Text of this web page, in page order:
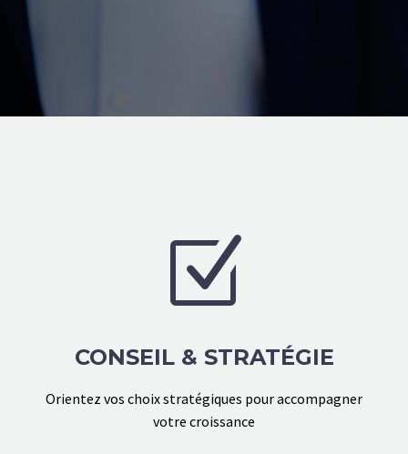
Z
Z
CONSEIL & STRATÉGIE
Orientez vos choix stratégiques pour accompagner
votre croissance